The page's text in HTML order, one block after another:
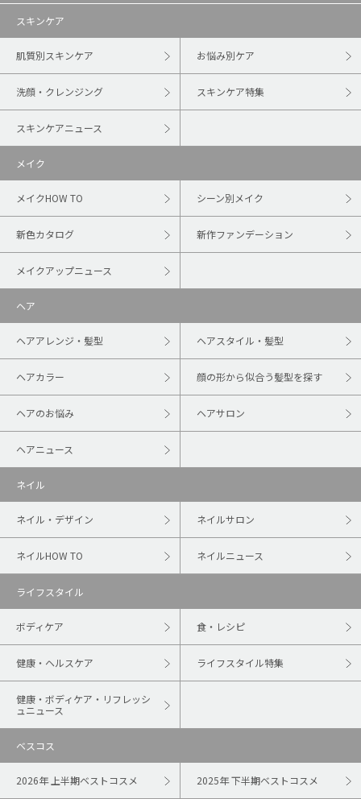
スキンケア
肌質別スキンケア お悩み別ケア
洗顔・クレンジング スキンケア特集
スキンケアニュース
メイク
メイクHOW TO シーン別メイク
新色カタログ 新作ファンデーション
メイクアップニュース
ヘア
ヘアアレンジ・髪型 ヘアスタイル・髪型
ヘアカラー 顔の形から似合う髪型を探す
ヘアのお悩み ヘアサロン
ヘアニュース
ネイル
ネイル・デザイン ネイルサロン
ネイルHOW TO ネイルニュース
ライフスタイル
ボディケア 食・レシピ
健康・ヘルスケア ライフスタイル特集
健康・ボディケア・リフレッシ
ュニュース
ベスコス
2026年 上半期ベストコスメ 2025年 下半期ベストコスメ